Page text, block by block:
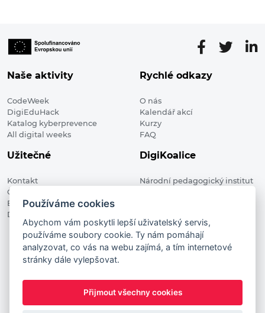
Naše aktivity
CodeWeek
DigiEduHack
Katalog kyberprevence
All digital weeks
Rychlé odkazy
O nás
Kalendář akcí
Kurzy
FAQ
Užitečné
Kontakt
Členské organizace
Blog
Digitalizace ve vzdělávání
DigiKoalice
Národní pedagogický institut
DigiKoalice 2021. All rights reserved
Vstup do administrace
This project has received funding from the European
Commission Innovation and Networks Executive Agency (now
Používáme cookies
Abychom vám poskytli lepší uživatelský servis,
používáme soubory cookie. Ty nám pomáhají
analyzovat, co vás na webu zajímá, a tím internetové
stránky dále vylepšovat.
Přijmout všechny cookies